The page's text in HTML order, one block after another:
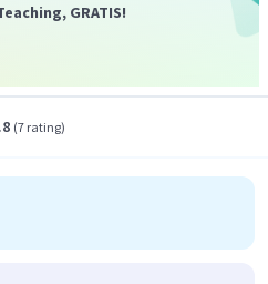
GRATIS!
(7 rating)